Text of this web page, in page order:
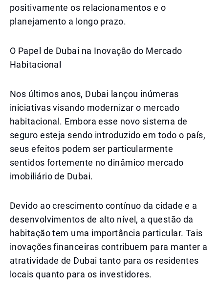
positivamente os relacionamentos e o
planejamento a longo prazo.
O Papel de Dubai na Inovação do Mercado
Habitacional
Nos últimos anos, Dubai lançou inúmeras
iniciativas visando modernizar o mercado
habitacional. Embora esse novo sistema de
seguro esteja sendo introduzido em todo o país,
seus efeitos podem ser particularmente
sentidos fortemente no dinâmico mercado
imobiliário de Dubai.
Devido ao crescimento contínuo da cidade e a
desenvolvimentos de alto nível, a questão da
habitação tem uma importância particular. Tais
inovações financeiras contribuem para manter a
atratividade de Dubai tanto para os residentes
locais quanto para os investidores.